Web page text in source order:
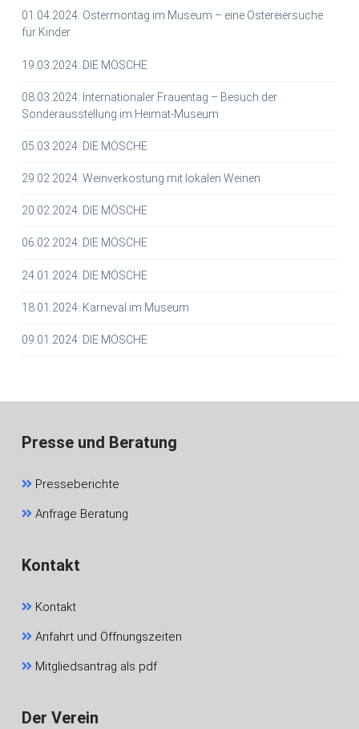
01.04.2024: Ostermontag im Museum – eine Ostereiersuche
für Kinder
19.03.2024: DIE MÖSCHE
08.03.2024: Internationaler Frauentag – Besuch der
Sonderausstellung im Heimat-Museum
05.03.2024: DIE MÖSCHE
29.02.2024: Weinverkostung mit lokalen Weinen
20.02.2024: DIE MÖSCHE
06.02.2024: DIE MÖSCHE
24.01.2024: DIE MÖSCHE
18.01.2024: Karneval im Museum
09.01.2024: DIE MÖSCHE
Presse und Beratung
Presseberichte
Anfrage Beratung
Kontakt
Kontakt
Anfahrt und Öffnungszeiten
Mitgliedsantrag als pdf
Der Verein